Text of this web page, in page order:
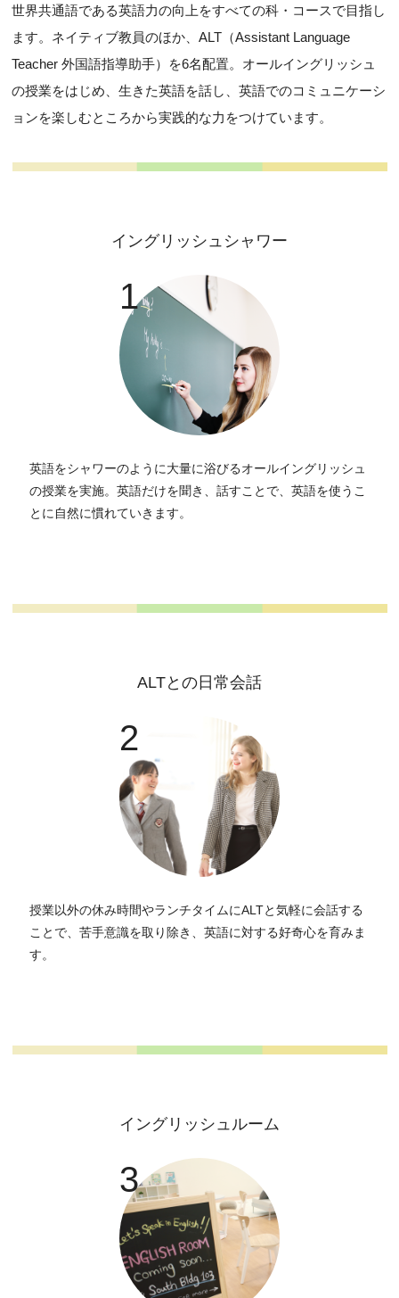
世界共通語である英語力の向上をすべての科・コースで目指し
ます。ネイティブ教員のほか、ALT（Assistant Language
Teacher 外国語指導助手）を6名配置。オールイングリッシュ
の授業をはじめ、生きた英語を話し、英語でのコミュニケーシ
ョンを楽しむところから実践的な力をつけています。
イングリッシュシャワー
1
英語をシャワーのように大量に浴びるオールイングリッシュ
の授業を実施。英語だけを聞き、話すことで、英語を使うこ
とに自然に慣れていきます。
ALTとの日常会話
2
授業以外の休み時間やランチタイムにALTと気軽に会話する
ことで、苦手意識を取り除き、英語に対する好奇心を育みま
す。
イングリッシュルーム
3